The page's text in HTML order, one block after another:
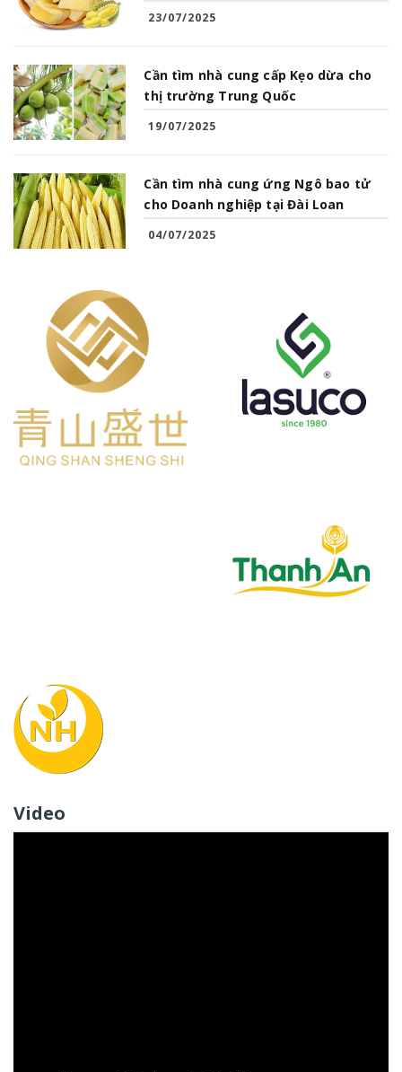
23/07/2025
Cần tìm nhà cung cấp Kẹo dừa cho
thị trường Trung Quốc
19/07/2025
Cần tìm nhà cung ứng Ngô bao tử
cho Doanh nghiệp tại Đài Loan
04/07/2025
Video